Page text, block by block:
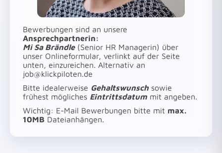
Bewerbungen sind an unsere
Ansprechpartnerin:
Mi Sa Brändle(Senior HR Managerin) über
unser Onlineformular, verlinkt auf der Seite
unten, einzureichen. Alternativ an
job@klickpiloten.de
Bitte idealerweise Gehaltswunsch sowie
frühest mögliches Eintrittsdatum mit angeben.
Wichtig: E-Mail Bewerbungen bitte mit max.
10MB Dateianhängen.